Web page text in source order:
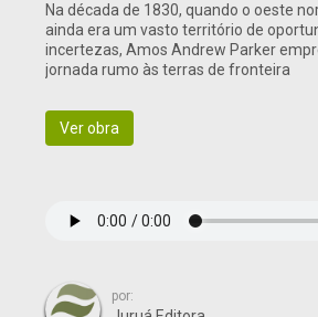
Na década de 1830, quando o oeste
ainda era um vasto território de
incertezas, Amos Andrew Parker
jornada rumo às terras de fronteira
Ver obra
por: